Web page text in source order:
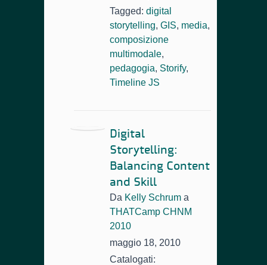
Tagged: digital
storytelling, GIS, media,
composizione
multimodale,
pedagogia, Storify,
Timeline JS
Digital
Storytelling:
Balancing Content
and Skill
Da Kelly Schrum a
THATCamp CHNM
2010
maggio 18, 2010
Catalogati: